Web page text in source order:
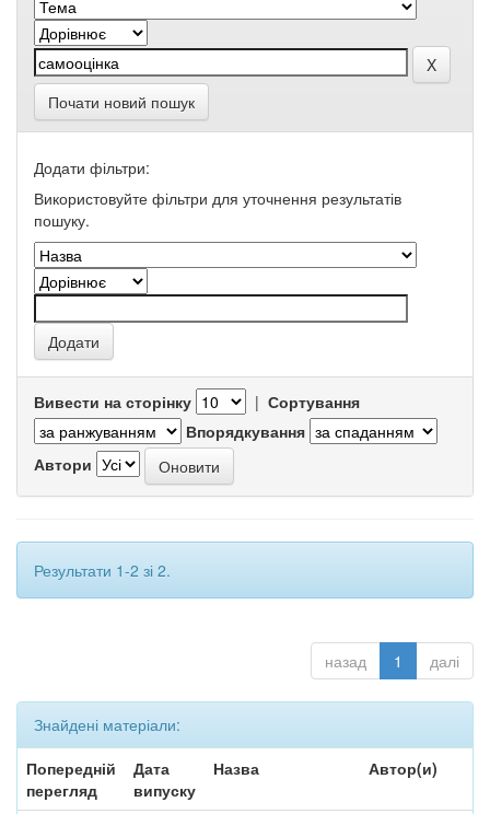
Почати новий пошук
Додати фільтри:
Використовуйте фільтри для уточнення результатів
пошуку.
Вивести на сторінку | Сортування
Впорядкування
Автори
Результати 1-2 зі 2.
назад 1 далі
Знайдені матеріали:
Попередній
перегляд
Дата
випуску
Назва Автор(и)